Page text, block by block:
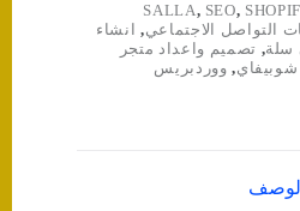
SALLA, SEO,
التواصل الاجتماعي,
انشاء
سلة, تصميم واعداد متجر
شوبيفاي, ووردبريس
الوصف